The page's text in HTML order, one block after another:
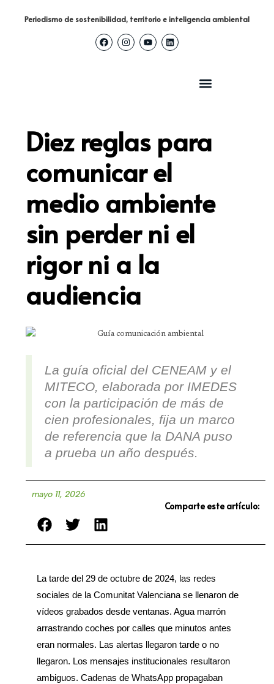
Periodismo de sostenibilidad, territorio e inteligencia ambiental
Diez reglas para
comunicar el
medio ambiente
sin perder ni el
rigor ni a la
audiencia
La guía oficial del CENEAM y el
MITECO, elaborada por IMEDES
con la participación de más de
cien profesionales, fija un marco
de referencia que la DANA puso
a prueba un año después.
mayo 11, 2026
Comparte este artículo:
La tarde del 29 de octubre de 2024, las redes
sociales de la Comunitat Valenciana se llenaron de
vídeos grabados desde ventanas. Agua marrón
arrastrando coches por calles que minutos antes
eran normales. Las alertas llegaron tarde o no
llegaron. Los mensajes institucionales resultaron
ambiguos. Cadenas de WhatsApp propagaban